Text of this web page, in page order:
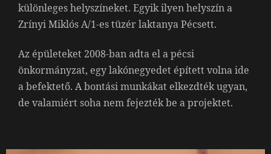
különleges helyszíneket. Egyik ilyen helyszín a
Zrínyi Miklós A/1-es tüzér laktanya Pécsett.
Az épületeket 2008-ban adta el a pécsi
önkormányzat, egy lakónegyedet épített volna ide
a befektető. A bontási munkákat elkezdték ugyan,
de valamiért soha nem fejezték be a projektet.